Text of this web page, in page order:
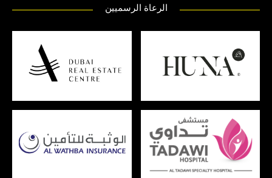
الرعاة الرسميين